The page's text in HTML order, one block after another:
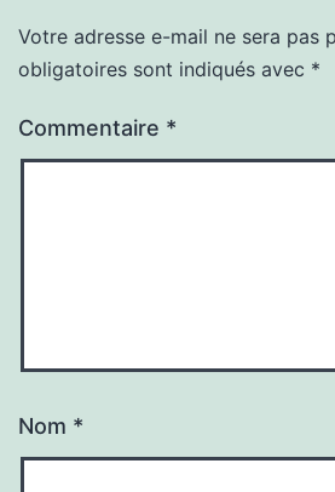
Votre adresse e-mail ne sera pas
obligatoires sont indiqués avec *
Commentaire *
Nom *